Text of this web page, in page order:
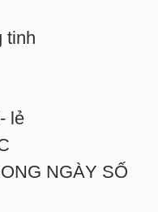
tinh
lẻ
NGÀY SỐ